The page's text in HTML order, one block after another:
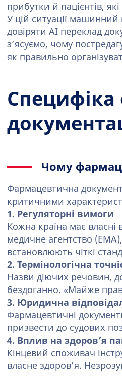
прибутки й пацієнтів,
У цій ситуації
довіряти AI переклад
з’ясуємо, чому
як правильно
Чому
Фармацевтична
критичними
1. Регуляторні вимоги
Кожна країна має власні
медичне агентство
встановлюють чіткі
2. Термінологічна
Назви діючих речовин,
бездоганно. «Майже
3. Юридична
Фармацевтичні
призвести до судових
4. Вплив на здоров’я
Кінцевий споживач
власне здоров’я.